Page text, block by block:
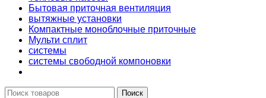
Бытовая приточная вентиляция
вытяжные установки
Компактные моноблочные приточные
Мульти сплит
системы
системы свободной компоновки
Поиск